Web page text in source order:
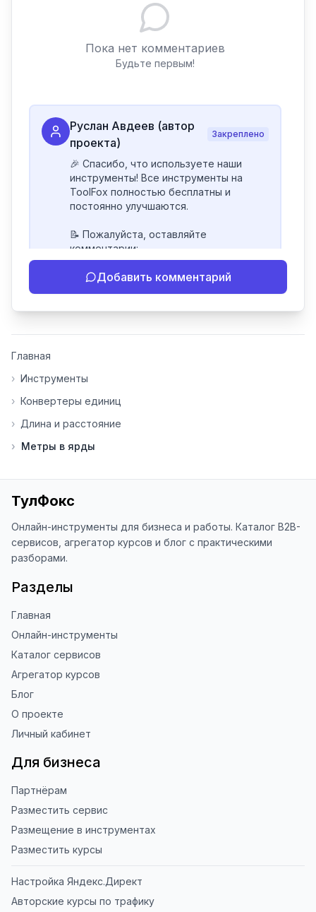
Пока нет комментариев
Будьте первым!
Руслан Авдеев (автор
проекта)
Закреплено
🎉 Спасибо, что используете наши
инструменты! Все инструменты на
ToolFox полностью бесплатны и
постоянно улучшаются.
📝 Пожалуйста, оставляйте
комментарии:
- Если инструмент работает
некорректно
инструменты нуждаются в доработке.
основе вашей обратной связи.
благодарен за отзыв о сайте в
наши инструменты!
Благодарю за доверие и
использование ToolFox! 🚀
Добавить комментарий
Главная
› Инструменты
› Конвертеры единиц
› Длина и расстояние
› Метры в ярды
ТулФокс
Онлайн-инструменты для бизнеса и работы. Каталог B2B-
сервисов, агрегатор курсов и блог с практическими
разборами.
Разделы
Главная
Онлайн-инструменты
Каталог сервисов
Агрегатор курсов
Блог
О проекте
Личный кабинет
Для бизнеса
Партнёрам
Разместить сервис
Размещение в инструментах
Разместить курсы
Настройка Яндекс.Директ
Авторские курсы по трафику